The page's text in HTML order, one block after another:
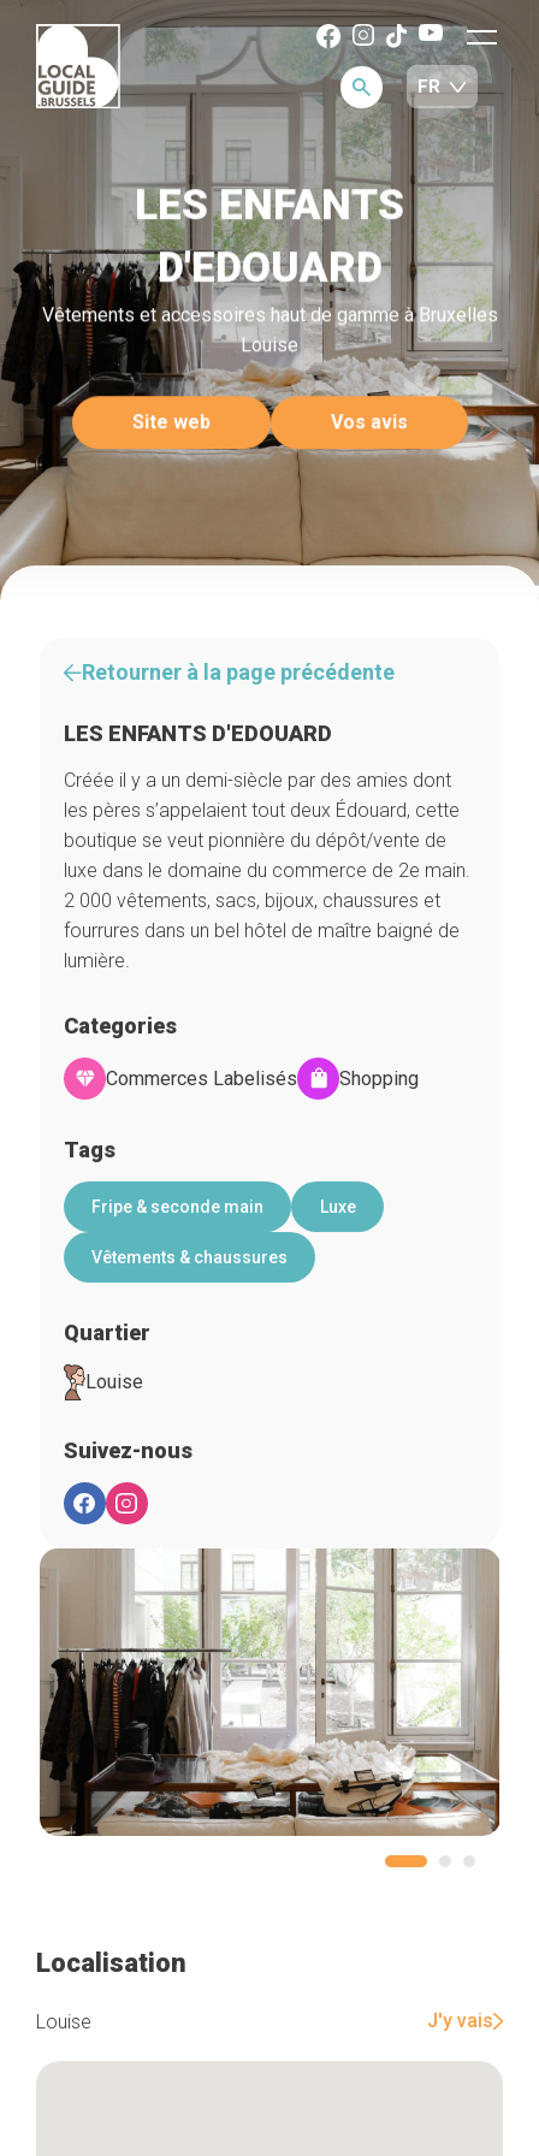
LES ENFANTS
D'EDOUARD
Vêtements et accessoires haut de gamme à Bruxelles
Louise
Site web Vos avis
Retourner à la page précédente
LES ENFANTS D'EDOUARD
Créée il y a un demi-siècle par des amies dont
les pères s’appelaient tout deux Édouard, cette
boutique se veut pionnière du dépôt/vente de
luxe dans le domaine du commerce de 2e main.
2 000 vêtements, sacs, bijoux, chaussures et
fourrures dans un bel hôtel de maître baigné de
lumière.
Categories
Commerces Labelisés Shopping
Tags
Fripe & seconde main Luxe
Vêtements & chaussures
Quartier
Louise
Suivez-nous
Localisation
Louise J'y vais